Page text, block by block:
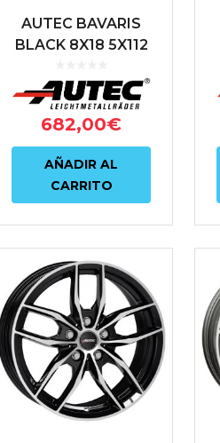
AUTEC BAVARIS
BLACK 8X18 5X112
682,00€
AÑADIR AL
CARRITO